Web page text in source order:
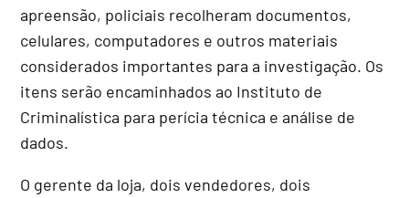
apreensão, policiais recolheram documentos,
celulares, computadores e outros materiais
considerados importantes para a investigação. Os
itens serão encaminhados ao Instituto de
Criminalística para perícia técnica e análise de
dados.
O gerente da loja, dois vendedores, dois